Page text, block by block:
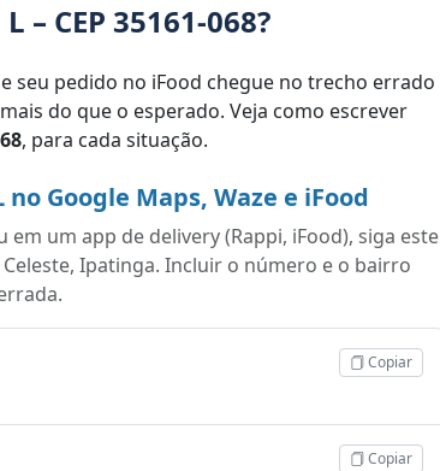
– CEP 35161-068?
seu pedido no iFood chegue no trecho errado
do que o esperado. Veja como escrever
, para cada situação.
Google Maps, Waze e iFood
um app de delivery (Rappi, iFood), siga este
Ipatinga. Incluir o número e o bairro
Copiar
Copiar